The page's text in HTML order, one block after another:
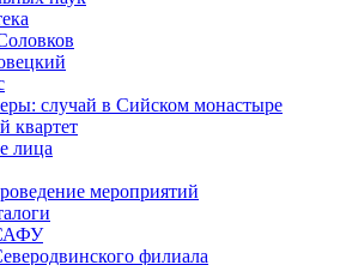
случай в Сийском монастыре
квартет
лица
мероприятий
филиала